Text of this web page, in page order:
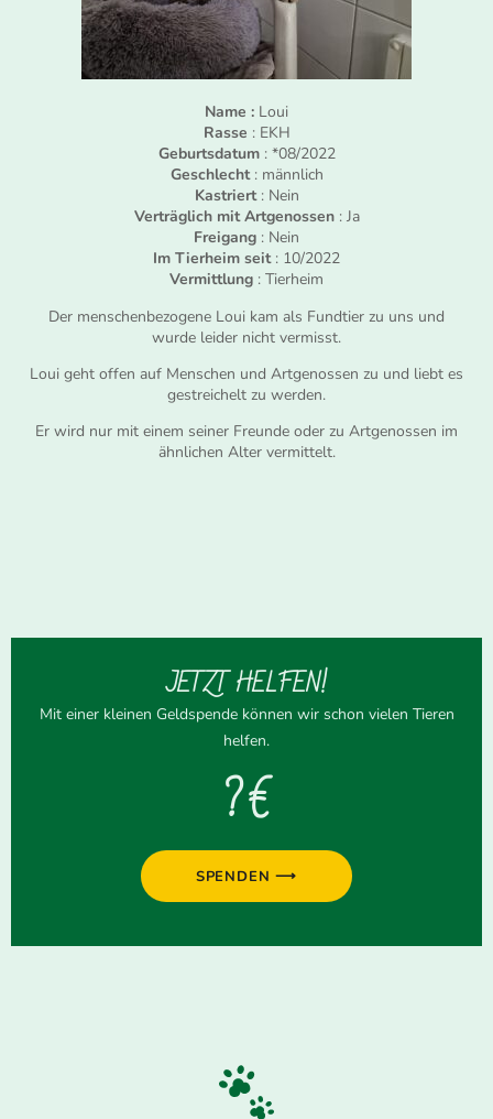
Name : Loui
Rasse : EKH
Geburtsdatum: *08/2022
Geschlecht: männlich
Kastriert: Nein
Verträglich mit Artgenossen: Ja
Freigang : Nein
Im Tierheim seit: 10/2022
Vermittlung : Tierheim
Der menschenbezogene Loui kam als Fundtier zu uns und
wurde leider nicht vermisst.
Loui geht offen auf Menschen und Artgenossen zu und liebt es
gestreichelt zu werden.
Er wird nur mit einem seiner Freunde oder zu Artgenossen im
ähnlichen Alter vermittelt.
JETZT HELFEN!
Mit einer kleinen Geldspende können wir schon vielen Tieren
helfen.
? €
SPENDEN ⟶